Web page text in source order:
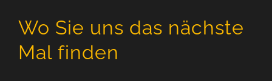
Wo Sie uns das nächste
Mal finden